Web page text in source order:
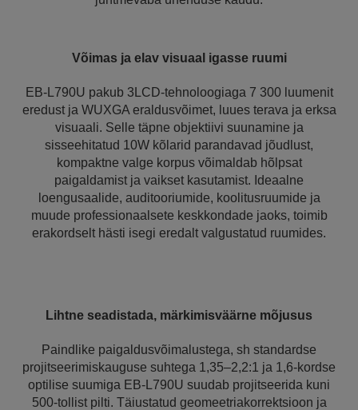
Võimas ja elav visuaal igasse ruumi
EB-L790U pakub 3LCD-tehnoloogiaga 7 300 luumenit
eredust ja WUXGA eraldusvõimet, luues terava ja erksa
visuaali. Selle täpne objektiivi suunamine ja
sisseehitatud 10W kõlarid parandavad jõudlust,
kompaktne valge korpus võimaldab hõlpsat
paigaldamist ja vaikset kasutamist. Ideaalne
loengusaalide, auditooriumide, koolitusruumide ja
muude professionaalsete keskkondade jaoks, toimib
erakordselt hästi isegi eredalt valgustatud ruumides.
Lihtne seadistada, märkimisväärne mõjusus
Paindlike paigaldusvõimalustega, sh standardse
projitseerimiskauguse suhtega 1,35–2,2:1 ja 1,6-kordse
optilise suumiga EB-L790U suudab projitseerida kuni
500-tollist pilti. Täiustatud geomeetriakorrektsioon ja